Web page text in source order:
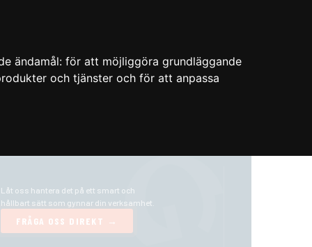
ändamål: för att möjliggöra grundläggande
och tjänster och för att anpassa